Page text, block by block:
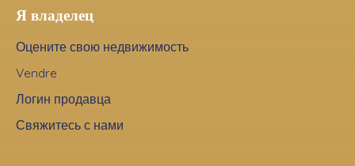
Я владелец
Оцените свою недвижимость
Vendre
Логин продавца
Свяжитесь с нами